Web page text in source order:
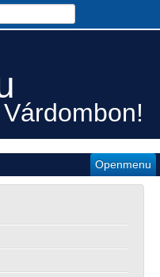
Openmenu